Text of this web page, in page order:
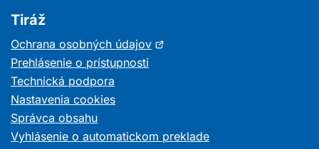
Tiráž
Ochrana osobných údajovOtvorí
Prehlásenie o prístupnosti
Technická podpora
Nastavenia cookies
Správca obsahu
Vyhlásenie o automatickom preklade